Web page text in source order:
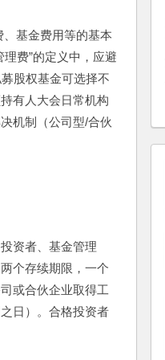
基金费用等的基本
费”的定义中，应避
股权基金可选择不
有人大会日常机构
机制（公司型/合伙
资者、基金管理
个存续期限，一个
或合伙企业取得工
日）。合格投资者